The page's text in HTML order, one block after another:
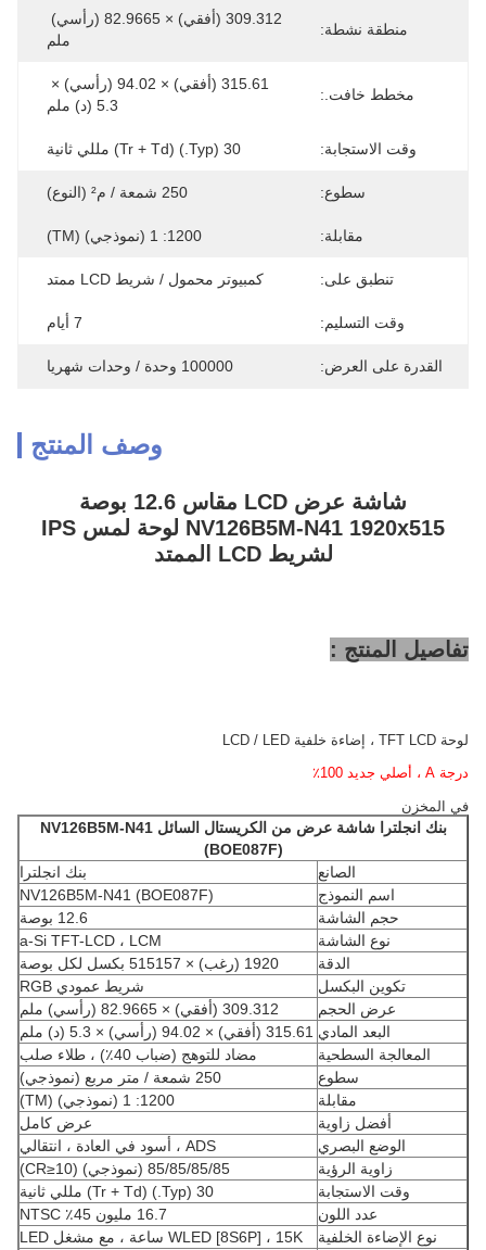
منطقة نشطة:
ملم
مخطط خافت.:
5.3 (د) ملم
وقت الاستجابة: 30 (Typ.) (Tr + Td) مللي ثانية
سطوع: 250 شمعة / م² (النوع)
مقابلة: 1200: 1 (نموذجي) (TM)
تنطبق على: كمبيوتر محمول / شريط LCD ممتد
وقت التسليم: 7 أيام
القدرة على العرض: 100000 وحدة / وحدات شهريا
وصف المنتج
شاشة عرض LCD مقاس 12.6 بوصة
NV126B5M-N41 1920x515 لوحة لمس IPS
لشريط LCD الممتد
تفاصيل المنتج :
لوحة TFT LCD ، إضاءة خلفية LCD / LED
درجة A ، أصلي جديد 100٪
في المخزن
بنك انجلتراشاشة عرض من الكريستال السائل NV126B5M-N41
(BOE087F)
الصانع
بنك انجلترا
اسم النموذج
NV126B5M-N41 (BOE087F)
حجم الشاشة
12.6 بوصة
نوع الشاشة
a-Si TFT-LCD ، LCM
الدقة
1920 (رغب) × 515157 بكسل لكل بوصة
تكوين البكسل
شريط عمودي RGB
عرض الحجم
309.312 (أفقي) × 82.9665 (رأسي) ملم
البعد المادي 315.61 (أفقي) × 94.02 (رأسي) × 5.3 (د) ملم
المعالجة السطحية
مضاد للتوهج (ضباب 40٪) ، طلاء صلب
سطوع
250 شمعة / متر مربع (نموذجي)
مقابلة
1200: 1 (نموذجي) (TM)
أفضل زاوية
عرض كامل
الوضع البصري
ADS ، أسود في العادة ، انتقالي
زاوية الرؤية
85/85/85/85 (نموذجي) (CR≥10)
وقت الاستجابة
30 (Typ.) (Tr + Td) مللي ثانية
عدد اللون
16.7 مليون 45٪ NTSC
نوع الإضاءة الخلفية
WLED [8S6P] ، 15K ساعة ، مع مشغل LED